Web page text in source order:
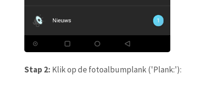
Stap 2: Klik op de fotoalbumplank ('Plank:'):